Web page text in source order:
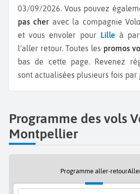
03/09/2026.Vous pouvez
pas cher avec la compagnie
et vous envoler pour Lille à
l'aller retour.Toutes les promos
bas de cette page. Revenez
sont actualisées plusieurs fois par
Programme des vols
Montpellier
Programme aller-retour